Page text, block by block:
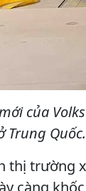
của
Trung
thị trường
càng